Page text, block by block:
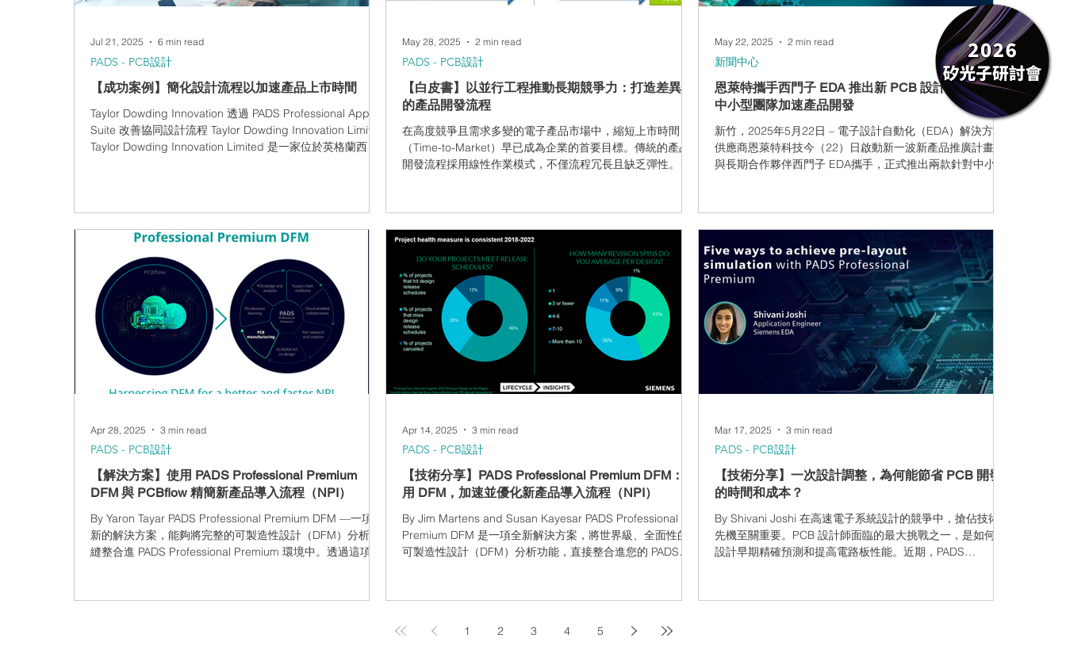
件建構到啟動佈線所需的準
於數位設計線索：它是將碎片化流程轉化為整合式、智慧化
【成功案例】簡化設計流程以加速產品上市時間
Taylor Dowding Innovation 透過 PADS Professional App
Suite 改善協同設計流程 Taylor Dowding Innovation Limited
Taylor Dowding Innovation Limited 是一家位於英格蘭西北
用的先進技術產品。 https://td-innovation.com 總部： 英國
柴郡內斯 產品： PADS Professional 產業領域： 電子、半導
體元件 “透過 PADS Professional App Suite，所有人都能保
持連線，並且確認我們所查看的是最新的設計資料。這消除
了對資料完整性的任何疑慮。“ — Ben Dowding，Taylor
Dowding Innovation Ltd. 執行長兼首席工程師 迎接複雜的
設計挑戰 Taylor Dowding Innovatio
PADS - PCB設計
Jul 21, 2025 6 min read
【白皮書】以並行工程推動長期競爭力：打造差異化
的產品開發流程
在高度競爭且需求多變的電子產品市場中，縮短上市時間
（Time-to-Market）早已成為企業的首要目標。傳統的產品
開發流程採用線性作業模式，不僅流程冗長且缺乏彈性。
率、降低風險並優化品質。 並行工程的核心價值 為何並行工
程是推動競爭優勢的關鍵？ Xpedition® 透過即時協作機
制，徹底打破序列開發的限制。在系統設計、電路圖設計、
約束條件設定與 PCB Layout 等流程中，設計團隊可同時操
作同一設計物件或不同階段工作，大幅提升整體產能並加速
開發時程。 並行工程的兩大技術支柱 工具型並行法 讓多位
工程師可在同一設計物件上同步操作，例如電路圖或 PCB
Layout，並即時查看其他人的編輯內容，達成即時可視與版
本一致的設計協作。 流程型並行法 支援跨設計階段的同時進
行，如電路圖與 Layout 同步設計、在 PCB Layout 階段進行
SI/PI 分析與製造可行性稽核，確保設計資料無縫同步。 可
衡量的效益 運用 Xped
PADS - PCB設計
May 28, 2025 2 min read
恩萊特攜手西門子 EDA 推出新 PCB 設計方案，助攻
中小型團隊加速產品開發
新竹，2025年5月22日 – 電子設計自動化（EDA）解決方案
供應商恩萊特科技今（22）日啟動新一波新產品推廣計畫，
與長期合作夥伴西門子 EDA攜手，正式推出兩款針對中小型
低進入門檻，提升產品設計效率，進一步強化台灣電子設計
在全球市場的競爭力。 在地技術服務串連完整開發流程 恩
萊特科技長期提供從IC前端設計、模擬驗證、PCB與系統級
設計，到後段封裝與測試的完整設計服務體系，此次導入的
兩項PCB設計方案，正是為回應市場對「低門檻」、「可擴
展」、「易上手」設計工具的期待。 Xpedition Standard 為
一款可擴展的 PCB 設計平台，結合 AI 驅動的設計自動化、
跨部門協作與 可擴充機制，讓成長型設計團隊能在有限預算
下，靈活應對設計複雜度與品質要求的雙重挑戰。而 PADS
Pro Essentials 則為入門級的專業 PCB 設計工具，透過西門
子 EDA 線上購買，強調設計即上手的簡易操作
新聞中心
May 22, 2025 2 min read
【解決方案】使用 PADS Professional Premium
DFM 與 PCBflow 精簡新產品導入流程（NPI）
By Yaron Tayar PADS Professional Premium DFM —一項創
新的解決方案，能夠將完整的可製造性設計（DFM）分析無
縫整合進 PADS Professional Premium 環境中。透過這項尖
包含了 PADS Professional Premium 的所有功能，包括電路
PADS - PCB設計
Apr 28, 2025 3 min read
【技術分享】PADS Professional Premium DFM：善
用 DFM，加速並優化新產品導入流程（NPI）
By Jim Martens and Susan Kayesar PADS Professional
Premium DFM 是一項全新解決方案，將世界級、全面性的
可製造性設計（DFM）分析功能，直接整合進您的 PADS
所有功能，包括原理圖設計、PCB 佈局、佈局前後模擬、類
零件供應商，協助識別供應鏈問題，以及零件查找、選型與
PADS - PCB設計
Apr 14, 2025 3 min read
【技術分享】一次設計調整，為何能節省 PCB 開發
的時間和成本？
By Shivani Joshi 在高速電子系統設計的競爭中，搶佔技術
先機至關重要。PCB 設計師面臨的最大挑戰之一，是如何在
設計早期精確預測和提高電路板性能。近期，PADS
計師能在元件佈置和布線之前，就對訊號完整性、阻抗匹配
PADS - PCB設計
Mar 17, 2025 3 min read
1 2 3 4 5